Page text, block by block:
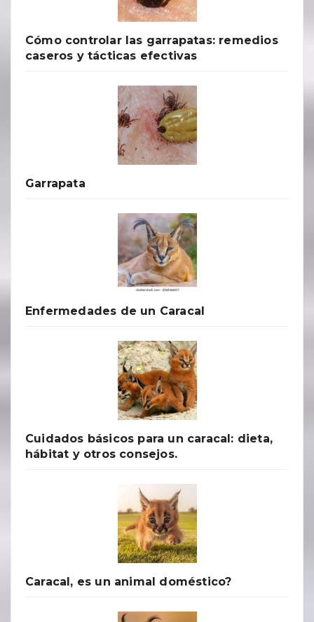
Cómo controlar las garrapatas: remedios
caseros y tácticas efectivas
Garrapata
Enfermedades de un Caracal
Cuidados básicos para un caracal: dieta,
hábitat y otros consejos.
Caracal, es un animal doméstico?